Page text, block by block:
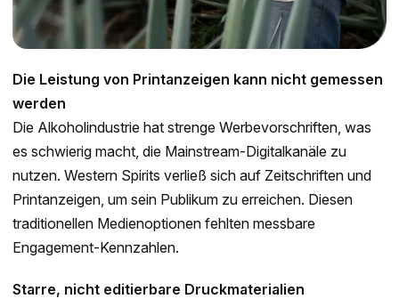
Die Leistung von Printanzeigen kann nicht gemessen
werden
Die Alkoholindustrie hat strenge Werbevorschriften, was
es schwierig macht, die Mainstream-Digitalkanäle zu
nutzen. Western Spirits verließ sich auf Zeitschriften und
Printanzeigen, um sein Publikum zu erreichen. Diesen
traditionellen Medienoptionen fehlten messbare
Engagement-Kennzahlen.
Starre, nicht editierbare Druckmaterialien